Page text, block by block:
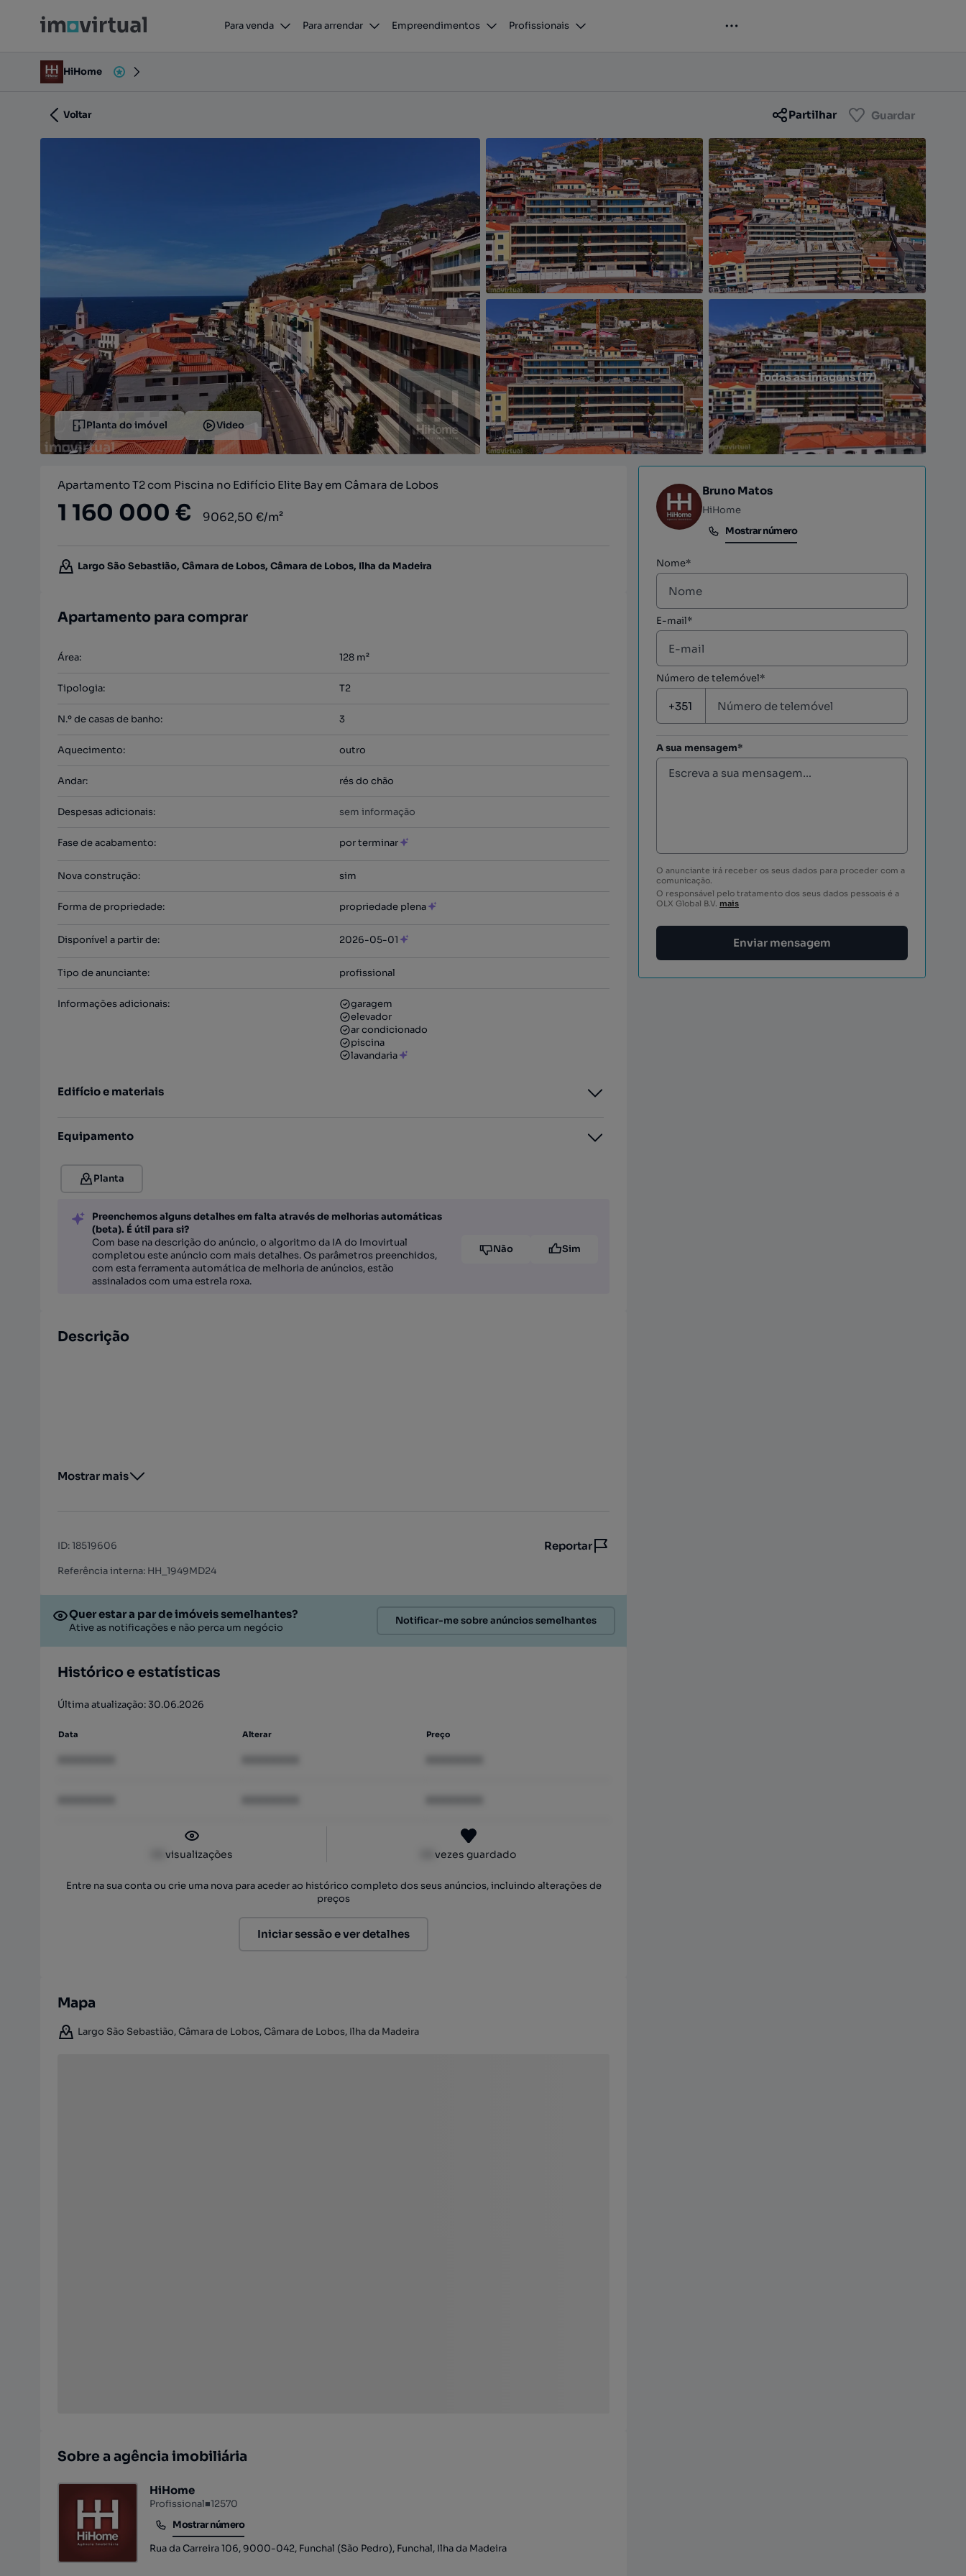
Para venda Para arrendar Empreendimentos Profissionais
Apartamento T2 com Piscina no Edifício Elite Bay em Câmara de Lobos
Largo São Sebastião, Câmara de Lobos, Câmara de Lobos, Ilha da Madeira
HiHome
Voltar Partilhar Guardar
Todas as imagens (17)
Planta do imóvel Video
Apartamento T2 com Piscina no Edifício Elite Bay em Câmara de Lobos
1 160 000 € 9062,50 €/m²
Largo São Sebastião, Câmara de Lobos, Câmara de Lobos, Ilha da Madeira
Apartamento para comprar
Área: 128 m²
Tipologia: T2
N.º de casas de banho: 3
Aquecimento: outro
Andar: rés do chão
Despesas adicionais: sem informação
Fase de acabamento: por terminar
Nova construção: sim
Forma de propriedade: propriedade plena
Disponível a partir de: 2026-05-01
Tipo de anunciante: profissional
Informações adicionais:
garagem
elevador
ar condicionado
piscina
lavandaria
Edifício e materiais
Equipamento
Planta
Preenchemos alguns detalhes em falta através de melhorias automáticas
(beta). É útil para si?
Com base na descrição do anúncio, o algoritmo da IA do Imovirtual
completou este anúncio com mais detalhes. Os parâmetros preenchidos,
com esta ferramenta automática de melhoria de anúncios, estão
assinalados com uma estrela roxa.
Não Sim
Descrição
Mostrar mais
ID:18519606 Reportar
Referência interna: HH_1949MD24
Quer estar a par de imóveis semelhantes?
Ative as notificações e não perca um negócio
Notificar-me sobre anúncios semelhantes
Histórico e estatísticas
Última atualização: 30.06.2026
Data Alterar Preço
visualizações vezes guardado
Entre na sua conta ou crie uma nova para aceder ao histórico completo dos seus anúncios, incluindo alterações de
preços
Iniciar sessão e ver detalhes
Mapa
Largo São Sebastião, Câmara de Lobos, Câmara de Lobos, Ilha da Madeira
Sobre a agência imobiliária
HiHome
Profissional■12570
Mostrar número
Mostrar número
Rua da Carreira 106, 9000-042, Funchal (São Pedro), Funchal, Ilha da Madeira
Bruno Matos
HiHome
Mostrar número
Mostrar número
Nome*
E-mail*
Número de telemóvel*
A sua mensagem*
O anunciante irá receber os seus dados para proceder com a
comunicação.
O responsável pelo tratamento dos seus dados pessoais é a
OLX Global B.V. mais
Enviar mensagem